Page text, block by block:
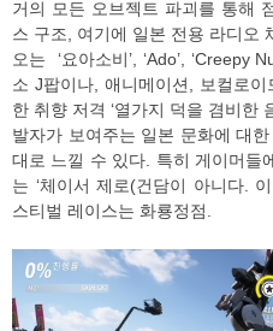
거의 모든 오브젝트 파괴를 통해
스 구조, 여기에 일본 전용 라디오
오는 ‘요아소비’, ‘Ado’, ‘Creepy
소 J팝이나, 애니메이션, 보컬로
한 취향 저격 ‘열가지 덕을 겸비한
발자가 보여주는 일본 문화에 대
대로 느낄 수 있다. 특히 게이머들
는 ‘체이서 제로(건담이 아니다.
스티벌 레이스는 화룡정점.